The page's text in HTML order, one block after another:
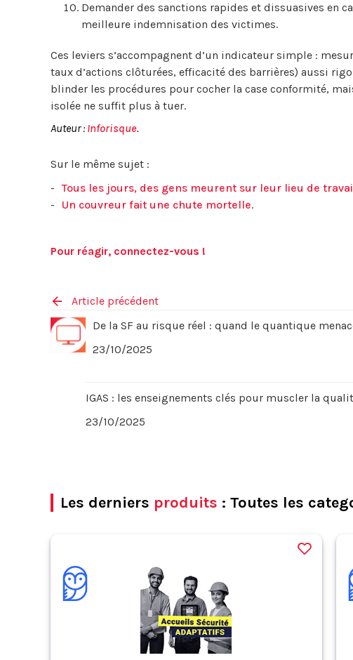
Demander des sanctions rapides et dissuasives en
meilleure indemnisation des victimes.
Ces leviers s’accompagnent d’un indicateur simple :
taux d’actions clôturées, efficacité des barrières) aussi
blinder les procédures pour cocher la case conformité,
isolée ne suffit plus à tuer.
Auteur : Inforisque.
Sur le même sujet :
Tous les jours, des gens meurent sur leur lieu de
Un couvreur fait une chute mortelle.
Pour réagir, connectez-vous !
Article précédent
De la SF au risque réel : quand le quantique
23/10/2025
IGAS : les enseignements clés pour muscler la
23/10/2025
Les derniers produits : Toutes les